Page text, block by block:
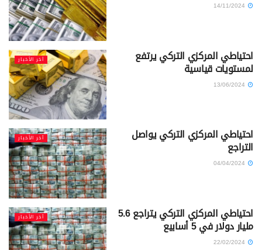
آخر الأخبار احتياطي المركزي التركي يرتفع
لمستويات قياسية
آخر الأخبار احتياطي المركزي التركي يواصل
التراجع
آخر الأخبار احتياطي المركزي التركي يتراجع 5.6
مليار دولار في 5 أسابيع